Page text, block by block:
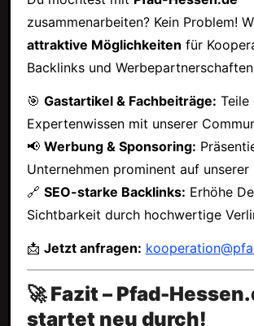
zusammenarbeiten? Kein Problem!
attraktive Möglichkeiten für
Backlinks und
🎯 Gastartikel & Fachbeiträge: Teile
Expertenwissen mit unserer
📢 Werbung & Sponsoring:
Unternehmen prominent auf
🔗 SEO-starke Backlinks: Erhöhe
Sichtbarkeit durch hochwertige
📩 Jetzt anfragen:
🚀 Fazit – Pfad-
startet neu durch!